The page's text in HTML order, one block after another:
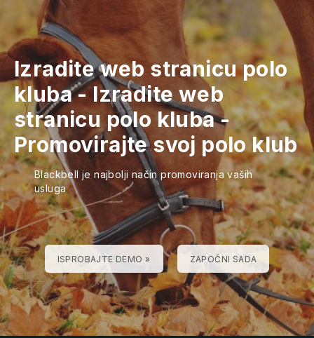
Izradite web stranicu polo
kluba-Izradite web
stranicu polo kluba-
Promovirajte svoj polo klub
Blackbell je najbolji način promoviranja vaših
usluga
ISPROBAJTE DEMO » ZAPOČNI SADA